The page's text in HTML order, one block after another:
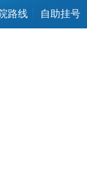
路线 自助挂号